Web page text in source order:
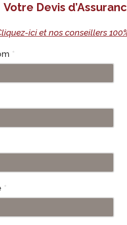
Votre Devis
ici et nos conseillers
*
*